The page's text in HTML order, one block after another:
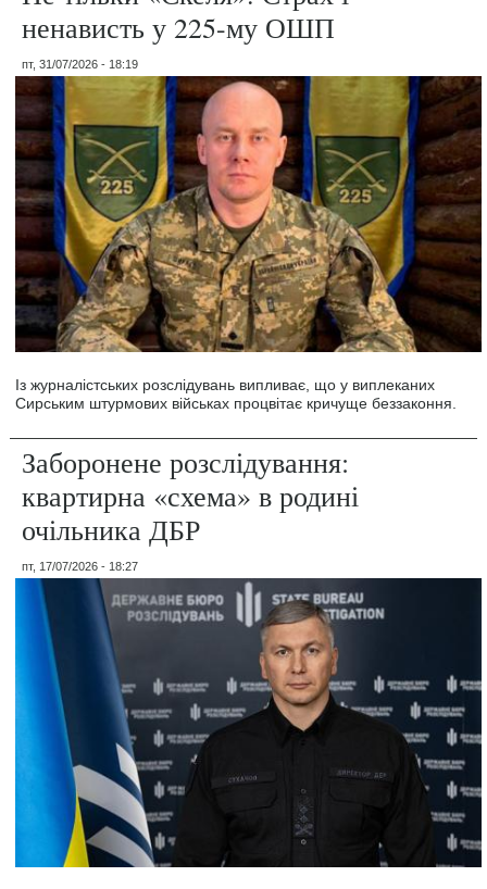
ненависть у 225-му ОШП
пт, 31/07/2026 - 18:19
Із журналістських розслідувань випливає, що у виплеканих
Сирським штурмових військах процвітає кричуще беззаконня.
Заборонене розслідування:
квартирна «схема» в родині
очільника ДБР
пт, 17/07/2026 - 18:27